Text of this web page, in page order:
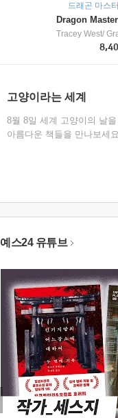
드래곤 마스
Tracey West/
고양이라는 세계
8월 8일 세계 고양이의 날
아름다운 책들을 만나보세
예스24 유튜브